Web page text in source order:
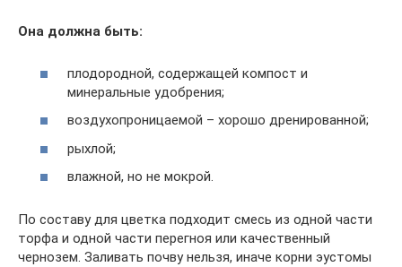
Она должна быть:
плодородной, содержащей компост и
минеральные удобрения;
воздухопроницаемой – хорошо дренированной;
рыхлой;
влажной, но не мокрой.
По составу для цветка подходит смесь из одной части
торфа и одной части перегноя или качественный
чернозем. Заливать почву нельзя, иначе корни эустомы